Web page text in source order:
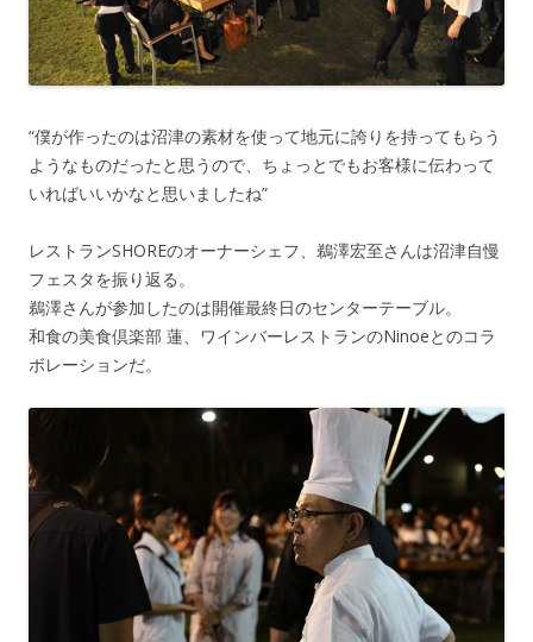
“僕が作ったのは沼津の素材を使って地元に誇りを持ってもらう
ようなものだったと思うので、ちょっとでもお客様に伝わって
いればいいかなと思いましたね”
レストランSHOREのオーナーシェフ、鵜澤宏至さんは沼津自慢
フェスタを振り返る。
鵜澤さんが参加したのは開催最終日のセンターテーブル。
和食の美食倶楽部 蓮、ワインバーレストランのNinoeとのコラ
ボレーションだ。